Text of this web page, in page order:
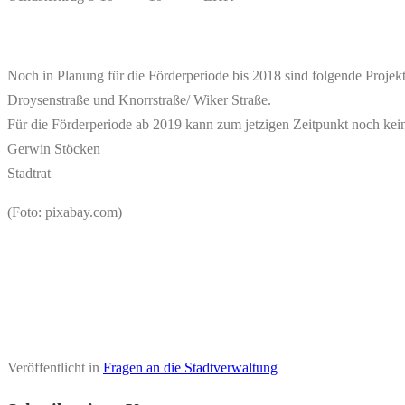
Noch in Planung für die Förderperiode bis 2018 sind folgende
Droysenstraße und Knorrstraße/ Wiker Straße.
Für die Förderperiode ab 2019 kann zum jetzigen Zeitpunkt noch
Gerwin Stöcken
Stadtrat
(Foto: pixabay.com)
Veröffentlicht in Fragen an die Stadtverwaltung